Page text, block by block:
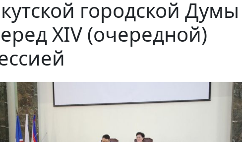
городской Думы
XIV (очередной)